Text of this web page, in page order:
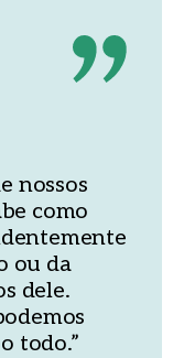
nossos
como
ou da
dele.
todo.”